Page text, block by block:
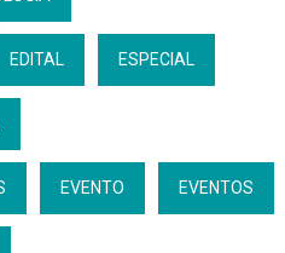
EDITAL ESPECIAL
EVENTO EVENTOS